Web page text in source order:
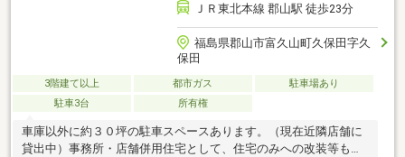
ＪＲ東北本線 郡山駅 徒歩23分
福島県郡山市富久山町久保田字久
保田
3階建て以上 都市ガス
駐車場あり
駐車3台
所有権
車庫以外に約３０坪の駐車スペースあります。（現在近隣店舗に
貸出中）事務所・店舗併用住宅として、住宅のみへの改装等もご